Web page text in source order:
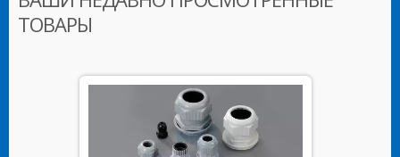
ТОВАРЫ